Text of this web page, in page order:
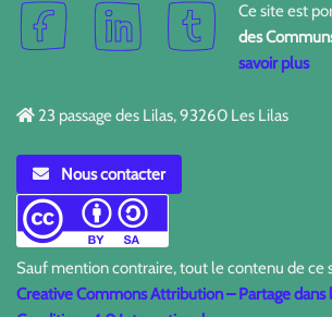
Ce site est
des
savoir plus
23 passage des Lilas, 93260 Les Lilas
Nous contacter
Sauf mention contraire, tout le contenu de ce
Creative Commons Attribution – Partage dans